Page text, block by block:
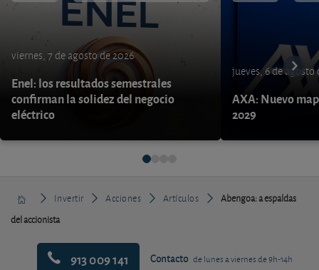
viernes, 7 de agosto de 2026
Enel: los resultados semestrales
confirman la solidez del negocio
eléctrico
jueves, 6 de agosto
AXA: Nuevo
2029
Invertir Acciones Artículos
Abengoa: a espaldas
del accionista
913 009 141 Contacto de lunes a viernes de 9h-14h